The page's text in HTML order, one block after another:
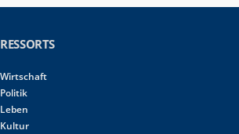
RESSORTS
Wirtschaft
Politik
Leben
Kultur